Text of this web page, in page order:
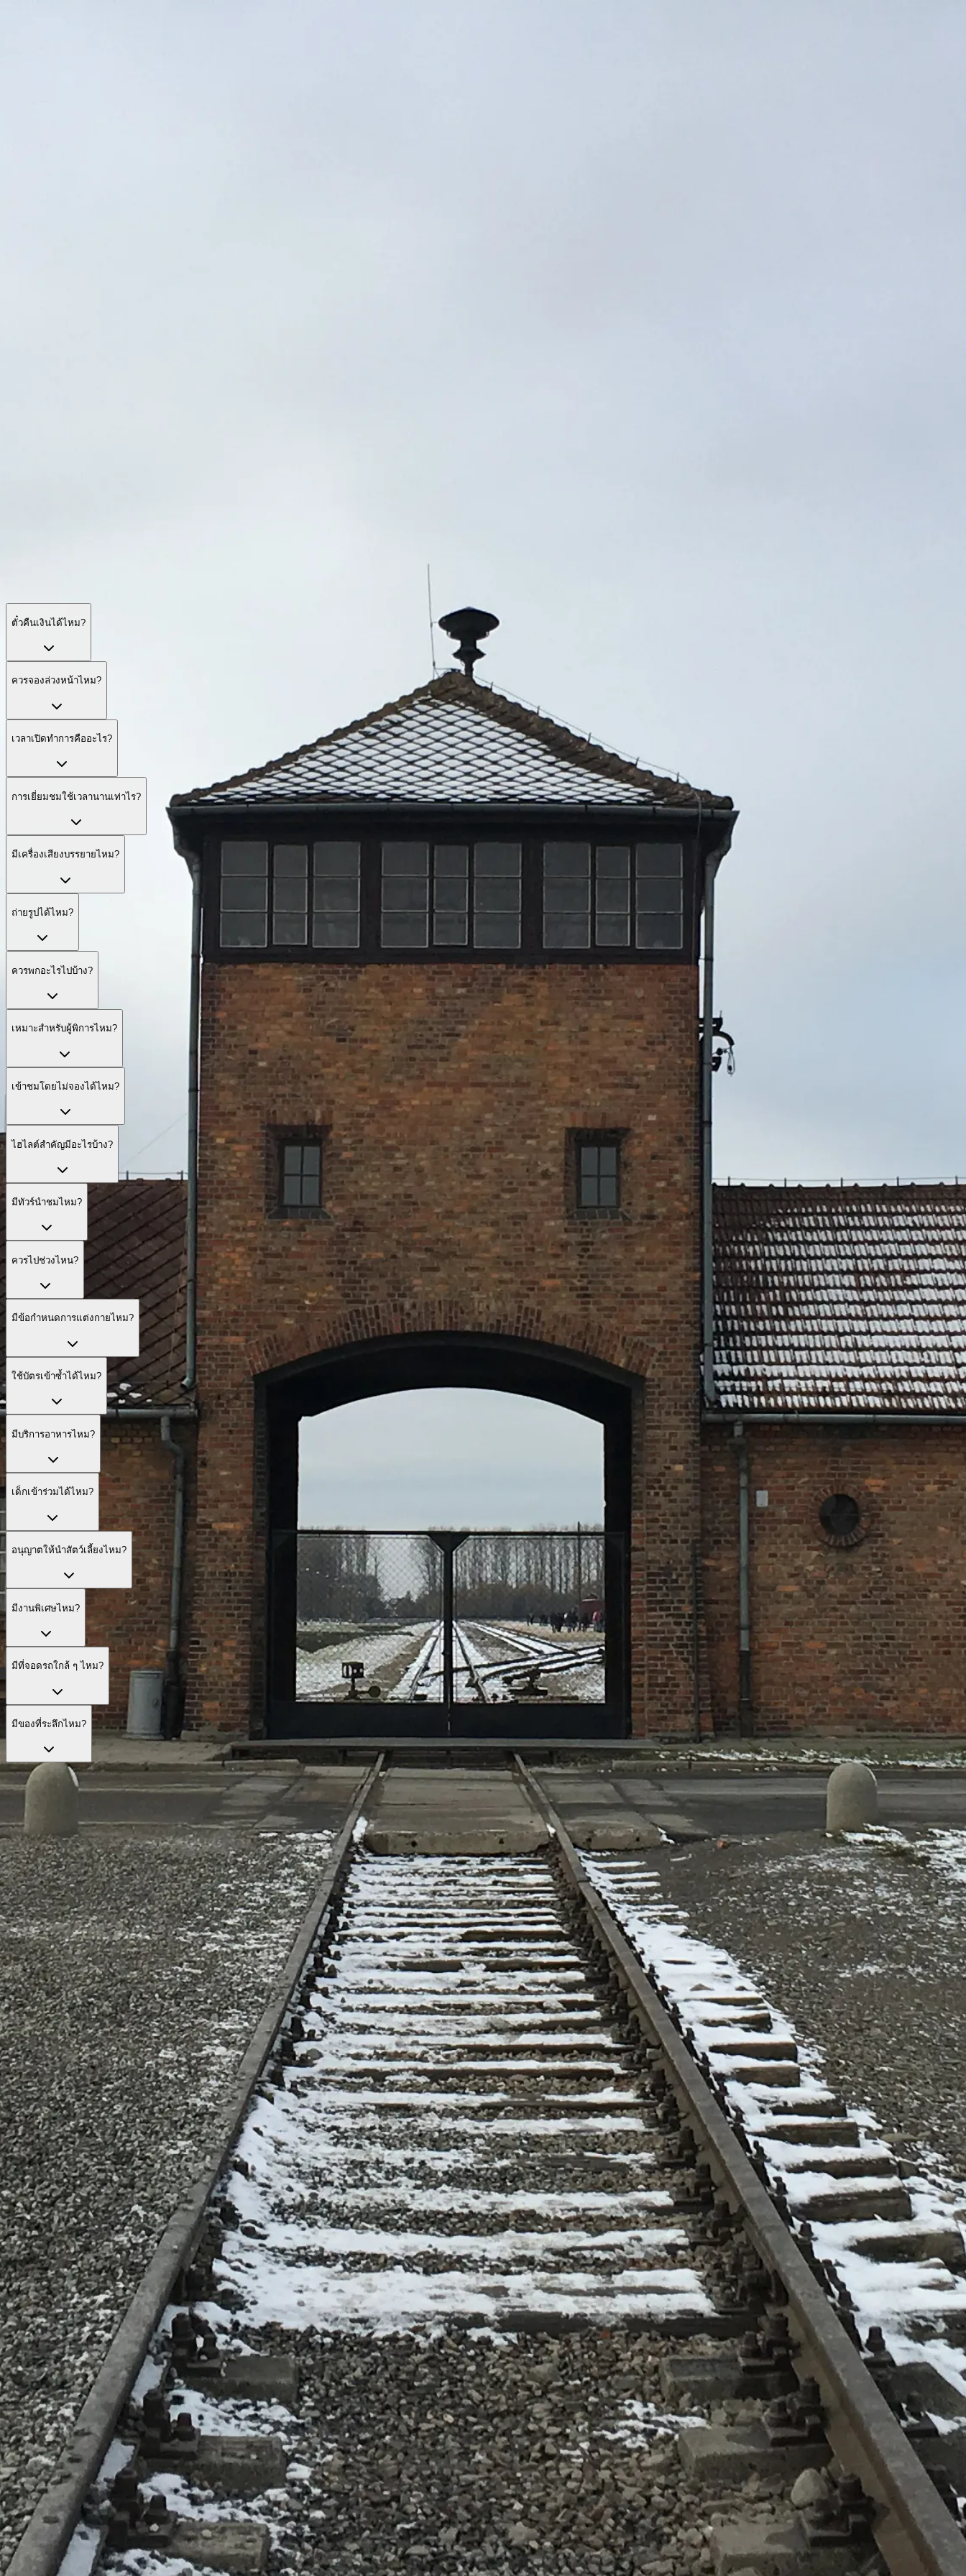
ตั๋วคืนเงินได้ไหม?
ควรจองล่วงหน้าไหม?
เวลาเปิดทำการคืออะไร?
การเยี่ยมชมใช้เวลานานเท่าไร?
มีเครื่องเสียงบรรยายไหม?
ถ่ายรูปได้ไหม?
ควรพกอะไรไปบ้าง?
เหมาะสำหรับผู้พิการไหม?
เข้าชมโดยไม่จองได้ไหม?
ไฮไลต์สำคัญมีอะไรบ้าง?
มีทัวร์นำชมไหม?
ควรไปช่วงไหน?
มีข้อกำหนดการแต่งกายไหม?
ใช้บัตรเข้าซ้ำได้ไหม?
มีบริการอาหารไหม?
เด็กเข้าร่วมได้ไหม?
อนุญาตให้นำสัตว์เลี้ยงไหม?
มีงานพิเศษไหม?
มีที่จอดรถใกล้ ๆ ไหม?
มีของที่ระลึกไหม?
สำรวจตัวเลือกการเยี่ยมชมทางการ
ตัวเลือกการเยี่ยมชมที่คัดสรรมาแล้ว เพื่อประสบการณ์ที่สะดวกและมีข้อมูลครบถ้วน
ดูตัวเลือกการเยี่ยมชม
เอาช์วิทซ์–เบียร์เคอเนา ออว์ชวิยชิม โปแลนด์
แนวทางอิสระและเป็นจริงสำหรับการเยี่ยมชมอย่างให้เกียรติ: การเข้าชม ทัวร์ การจัดการเดินทาง และบริบททางประวัติศาสตร์
©2026 เว็บไซต์นี้เป็นอิสระและไม่เกี่ยวข้องกับพิพิธภัณฑ์แห่งรัฐเอาช์วิทซ์–เบียร์เคอเนา
เว็บไซต์ auschwitzbirkenau.org เป็นแพลตฟอร์มข้อมูลอิสระที่อุทิศให้กับ อนุสรณ์และพิพิธภัณฑ์เอาช์วิทซ์–เบียร์เคอเนา.
เครื่องหมายการค้าและแบรนด์ที่ปรากฏทั้งหมดเป็นทรัพย์สินของเจ้าของที่เกี่ยวข้อง หากมีคำถามเกี่ยวกับรูปแบบการเยี่ยมชม (รวมถึงการเข้าใช้และบริการ) โปรดติดต่อผู้ให้บริการอย่างเป็นทางการ
โดยตรง. ติดต่อเรา
ลิงก์ด่วน
เลือกตัวเลือกการเยี่ยมชม
ตารางเวลาเข้าชม
ควรชมอะไร
คำถามที่พบบ่อย
ข้อกฎหมาย
ข้อกฎหมาย
เกี่ยวกับเรา
นโยบายความเป็นส่วนตัว
นโยบายคุกกี้
ผังเว็บไซต์
สร้างด้วย ❤️ เพื่อผู้เดินทางและคนรักประวัติศาสตร์ทั่วโลก โดยคนที่รักเหมือนกัน
ผู้ช่วยส่วนตัวของคุณสำหรับ อนุสรณ์และพิพิธภัณฑ์เอาช์วิทซ์–เบียร์เคอเนา ถามฉันได้ทุกเรื่องเกี่ยวกับตัวเลือกการเยี่ยมชม เวลาเข้าชม และอื่น ๆ!
💬